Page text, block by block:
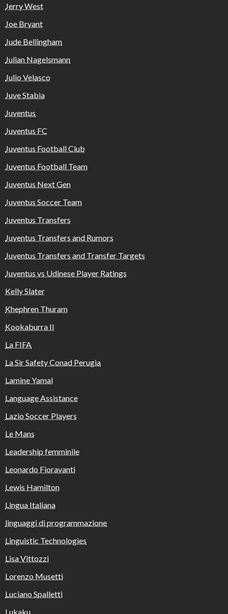
Jerry West
Joe Bryant
Jude Bellingham
Julian Nagelsmann
Julio Velasco
Juve Stabia
Juventus
Juventus FC
Juventus Football Club
Juventus Football Team
Juventus Next Gen
Juventus Soccer Team
Juventus Transfers
Juventus Transfers and Rumors
Juventus Transfers and Transfer Targets
Juventus vs Udinese Player Ratings
Kelly Slater
Khephren Thuram
Kookaburra II
La FIFA
La Sir Safety Conad Perugia
Lamine Yamal
Language Assistance
Lazio Soccer Players
Le Mans
Leadership femminile
Leonardo Fioravanti
Lewis Hamilton
Lingua Italiana
linguaggi di programmazione
Linguistic Technologies
Lisa Vittozzi
Lorenzo Musetti
Luciano Spalletti
Lukaku